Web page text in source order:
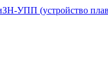
УПП (устройство